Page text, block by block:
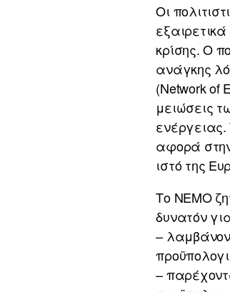
Οι
κρίσης. Ο
ανάγκης
(Network of
μειώσεις
ενέργειας.
αφορά στην
ιστό της
Το NEMO
δυνατόν
–
–